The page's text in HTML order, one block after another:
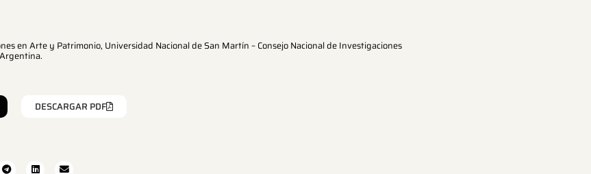
en Arte y Patrimonio, Universidad Nacional de San Martín – Consejo Nacional de Investigaciones
DESCARGAR PDF